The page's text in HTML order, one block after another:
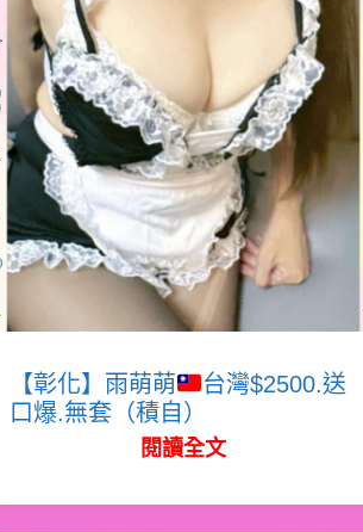
【彰化】雨萌萌
台灣$2500.送
口爆.無套（積自）
閱讀全文